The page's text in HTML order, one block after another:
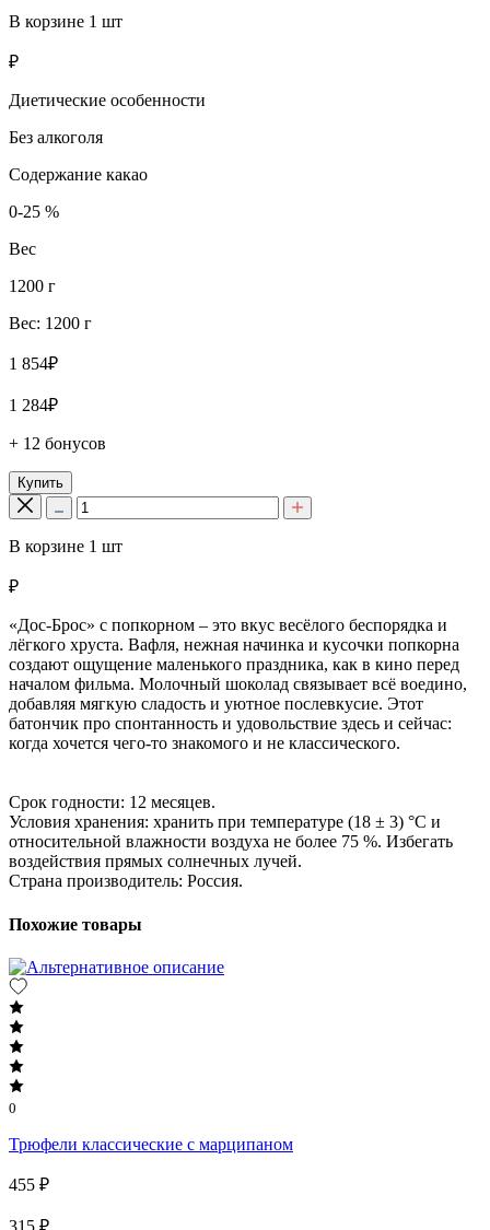
В корзине 1 шт
₽
Диетические особенности
Без алкоголя
Содержание какао
0-25 %
Вес
1200 г
Вес: 1200 г
1 854₽
1 284₽
+ 12 бонусов
Купить
В корзине 1 шт
₽
«Дос-Брос» с попкорном – это вкус весёлого беспорядка и
лёгкого хруста. Вафля, нежная начинка и кусочки попкорна
создают ощущение маленького праздника, как в кино перед
началом фильма. Молочный шоколад связывает всё воедино,
добавляя мягкую сладость и уютное послевкусие. Этот
батончик про спонтанность и удовольствие здесь и сейчас:
когда хочется чего-то знакомого и не классического.
Срок годности: 12 месяцев.
Условия хранения: хранить при температуре (18 ± 3) °C и
относительной влажности воздуха не более 75 %. Избегать
воздействия прямых солнечных лучей.
Страна производитель: Россия.
Похожие товары
0
Трюфели классические с марципаном
455 ₽
315 ₽